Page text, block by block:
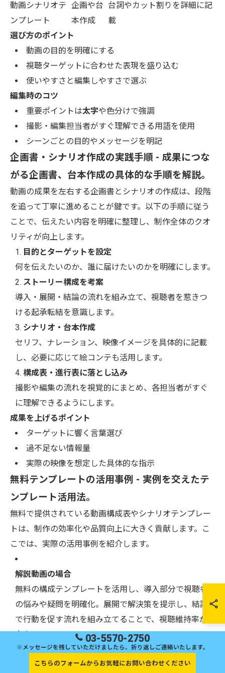
動画シナリオテ
ンプレート
企画や台
本作成
台詞やカット割りを詳細に記
載
選び方のポイント
動画の目的を明確にする
視聴ターゲットに合わせた表現を盛り込む
使いやすさと編集しやすさで選ぶ
編集時のコツ
重要ポイントは太字や色分けで強調
撮影・編集担当者がすぐ理解できる用語を使用
シーンごとの目的やメッセージを明記
企画書・シナリオ作成の実践手順 - 成果につな
がる企画書、台本作成の具体的な手順を解説。
動画の成果を左右する企画書とシナリオの作成は、段階
を追って丁寧に進めることが鍵です。以下の手順に従う
ことで、伝えたい内容を明確に整理し、制作全体のクオ
リティが向上します。
目的とターゲットを設定
何を伝えたいのか、誰に届けたいのかを明確にします。
ストーリー構成を考案
導入・展開・結論の流れを組み立て、視聴者を惹きつ
ける起承転結を意識します。
シナリオ・台本作成
セリフ、ナレーション、映像イメージを具体的に記載
し、必要に応じて絵コンテも活用します。
構成表・進行表に落とし込み
撮影や編集の流れを視覚的にまとめ、各担当者がすぐ
に理解できるようにします。
成果を上げるポイント
ターゲットに響く言葉選び
過不足ない情報量
実際の映像を想定した具体的な指示
無料テンプレートの活用事例 - 実例を交えたテ
ンプレート活用法。
無料で提供されている動画構成表やシナリオテンプレー
トは、制作の効率化や品質向上に大きく貢献します。こ
こでは、実際の活用事例を紹介します。
解説動画の場合
無料の構成テンプレートを活用し、導入部分で視聴者
の悩みや疑問を明確化。展開で解決策を提示し、結論
で行動を促す流れを組み立てることで、視聴維持率が
向上。
プロモーション映像の場合
03-5570-2750
※メッセージを残していただけましたら、折り返しご連絡いたします。
こちらのフォームからお気軽にお問い合わせください